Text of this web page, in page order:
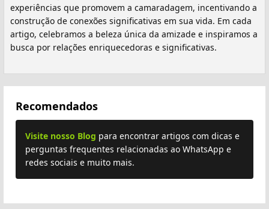
experiências que promovem a camaradagem, incentivando a
construção de conexões significativas em sua vida. Em cada
artigo, celebramos a beleza única da amizade e inspiramos a
busca por relações enriquecedoras e significativas.
Recomendados
Visite nosso Blog para encontrar artigos com dicas e
perguntas frequentes relacionadas ao WhatsApp e
redes sociais e muito mais.